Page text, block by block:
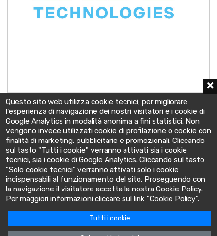
14 OGi 800 LA
2 V - C10 800 Ah
254x210x491 mm
BatteryClinic
Via Cooperativa lime, 14 - 10095 - Grugliasco (TO) Italia
P.IVA: 10618480015
Questo sito web utilizza cookie tecnici, per migliorare
l'esperienza di navigazione dei nostri visitatori e i cookie di
Google Analytics in modalità anonima a fini statistici. Non
vengono invece utilizzati cookie di profilazione o cookie con
finalità di marketing, pubblicitarie e promozionali. Cliccando
sul tasto "Tutti i cookie" verranno attivati sia i cookie
tecnici, sia i cookie di Google Analytics. Cliccando sul tasto
"Solo cookie tecnici" verranno attivati solo i cookie
indispensabili al funzionamento del sito. Proseguendo con
la navigazione il visitatore accetta la nostra Cookie Policy.
Per maggiori informazioni cliccare sul link "Cookie Policy".
Tutti i cookie